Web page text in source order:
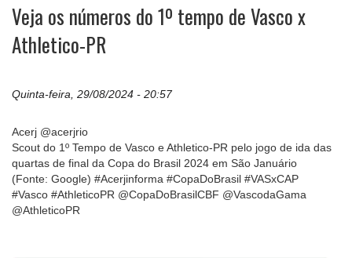
Veja os números do 1º tempo de Vasco x
Athletico-PR
Quinta-feira, 29/08/2024 - 20:57
Acerj @acerjrio
Scout do 1º Tempo de Vasco e Athletico-PR pelo jogo de ida das
quartas de final da Copa do Brasil 2024 em São Januário
(Fonte: Google) #Acerjinforma #CopaDoBrasil #VASxCAP
#Vasco #AthleticoPR @CopaDoBrasilCBF @VascodaGama
@AthleticoPR